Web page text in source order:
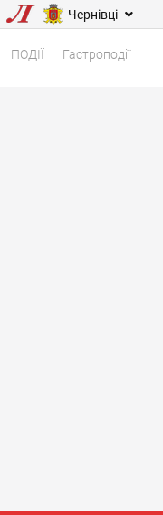
Чернівці
ПОДІЇ Гастроподії